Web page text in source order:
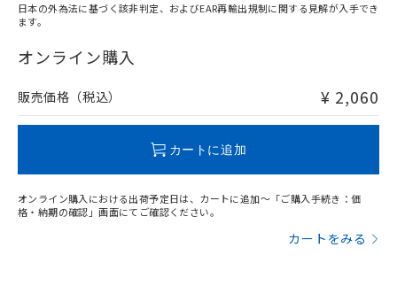
在庫等で未対応品が混在する可能性があります。
問い合わせください。
日本の外為法に基づく該非判定、およびEAR再輸出規制に関する見解が入手でき
ます。
オンライン購入
販売価格（税込） ¥ 2,060
カートに追加
オンライン購入における出荷予定日は、カートに追加～「ご購入手続き：価
格・納期の確認」画面にてご確認ください。
カートをみる